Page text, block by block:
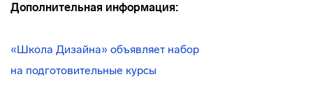
Дополнительная информация:
«Школа Дизайна» объявляет набор
на подготовительные курсы